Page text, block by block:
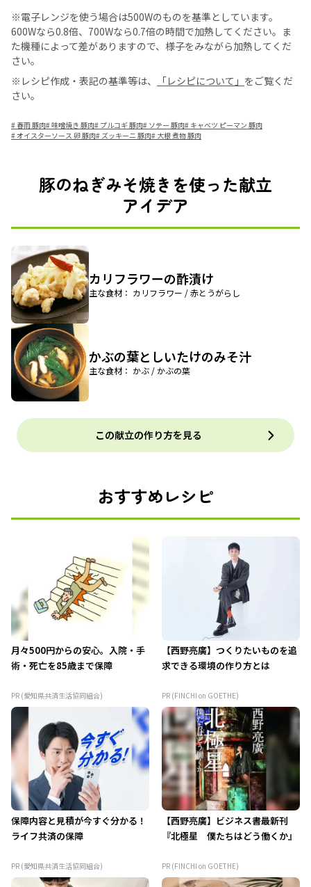
※電子レンジを使う場合は500Wのものを基準としています。
600Wなら0.8倍、700Wなら0.7倍の時間で加熱してください。ま
た機種によって差がありますので、様子をみながら加熱してくだ
さい。
※レシピ作成・表記の基準等は、
「レシピについて」 をご覧くだ
さい。
# 春雨 豚肉#味噌焼き 豚肉# プルコギ 豚肉# ソテー 豚肉# キャベツ ピーマン 豚肉
#オイスターソース 卵 豚肉# ズッキーニ 豚肉# 大根 煮物 豚肉
豚のねぎみそ焼きを使った献立
アイデア
カリフラワーの酢漬け
主な食材： カリフラワー / 赤とうがらし
かぶの葉としいたけのみそ汁
主な食材： かぶ / かぶの葉
この献立の作り方を見る
おすすめレシピ
月々500円からの安心。入院・手
術・死亡を85歳まで保障
PR (愛知県共済生活協同組合)
【西野亮廣】つくりたいものを追
求できる環境の作り方とは
PR (FINCHI on GOETHE)
保障内容と見積が今すぐ分かる！
ライフ共済の保障
PR (愛知県共済生活協同組合)
【西野亮廣】ビジネス書最新刊
『北極星 僕たちはどう働くか』
PR (FINCHI on GOETHE)